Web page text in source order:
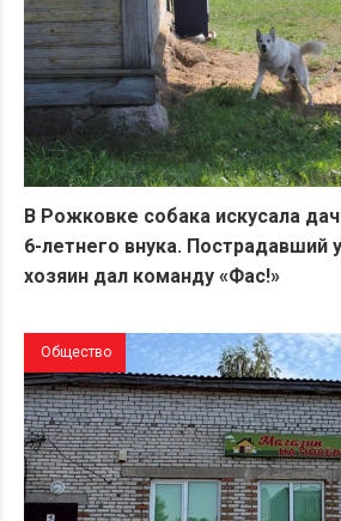
В Рожковке собака искусала
6-летнего внука. Пострадавший
хозяин дал команду «Фас!»
Общество